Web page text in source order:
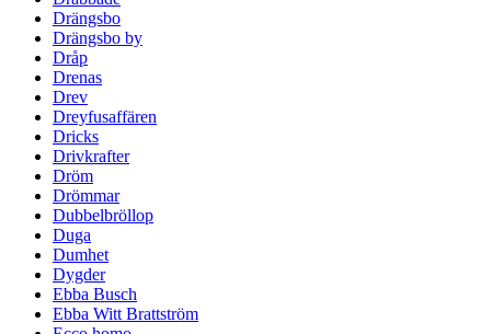
Drängsbo
Drängsbo by
Dråp
Drenas
Drev
Dreyfusaffären
Dricks
Drivkrafter
Dröm
Drömmar
Dubbelbröllop
Duga
Dumhet
Dygder
Ebba Busch
Ebba Witt Brattström